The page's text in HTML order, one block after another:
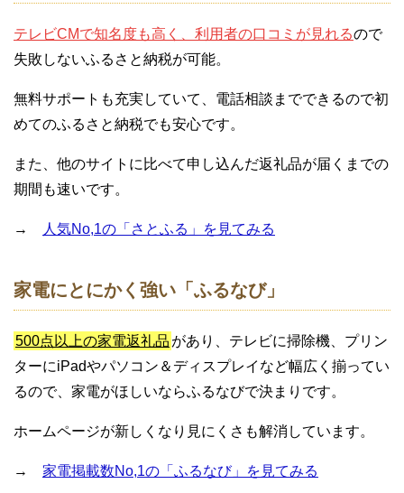
テレビCMで知名度も高く、利用者の口コミが見れるので
失敗しないふるさと納税が可能。
無料サポートも充実していて、電話相談までできるので初
めてのふるさと納税でも安心です。
また、他のサイトに比べて申し込んだ返礼品が届くまでの
期間も速いです。
→ 人気No,1の「さとふる」を見てみる
家電にとにかく強い「ふるなび」
500点以上の家電返礼品 があり、テレビに掃除機、プリン
ターにiPadやパソコン＆ディスプレイなど幅広く揃ってい
るので、家電がほしいならふるなびで決まりです。
ホームページが新しくなり見にくさも解消しています。
→ 家電掲載数No,1の「ふるなび」を見てみる